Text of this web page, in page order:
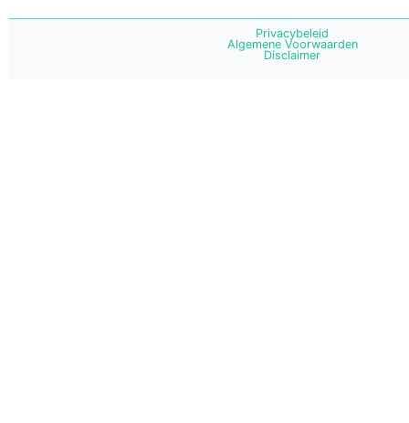
Privacybeleid
Algemene Voorwaarden
Disclaimer